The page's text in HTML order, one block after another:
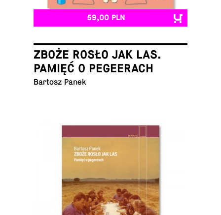
59,00 PLN
ZBOŻE ROSŁO JAK LAS.
PAMIĘĆ O PEGEERACH
Bartosz Panek